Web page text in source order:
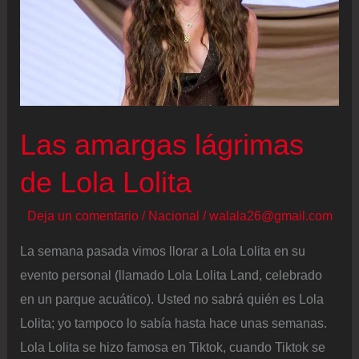
Las amargas lágrimas
de Lola Lolita
Deja un comentario / Nacional /walala26@gmail.com
La semana pasada vimos llorar a Lola Lolita en su
evento personal (llamado Lola Lolita Land, celebrado
en un parque acuático). Usted no sabrá quién es Lola
Lolita; yo tampoco lo sabía hasta hace unas semanas.
Lola Lolita se hizo famosa en Tiktok, cuando Tiktok se